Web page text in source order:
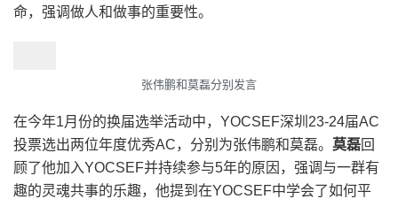
命，强调做人和做事的重要性。
张伟鹏和莫磊分别发言
在今年1月份的换届选举活动中，YOCSEF深圳23-24届AC
投票选出两位年度优秀AC，分别为张伟鹏和莫磊。 莫磊回
顾了他加入YOCSEF并持续参与5年的原因，强调与一群有
趣的灵魂共事的乐趣，他提到在YOCSEF中学会了如何平